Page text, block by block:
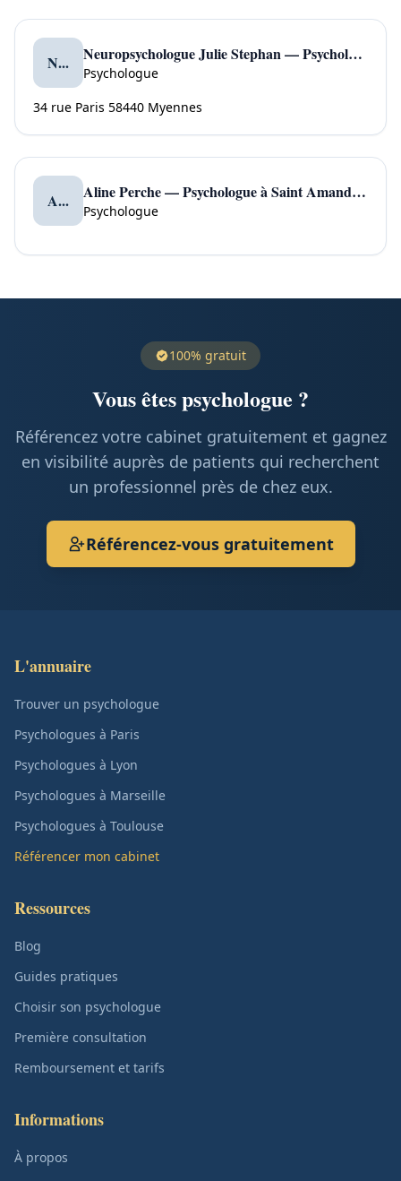
N... Neuropsychologue Julie Stephan — Psychologue à Myennes
Psychologue
34 rue Paris 58440 Myennes
A... Aline Perche — Psychologue à Saint Amand en Puisaye
Psychologue
100% gratuit
Vous êtes psychologue ?
Référencez votre cabinet gratuitement et gagnez
en visibilité auprès de patients qui recherchent
un professionnel près de chez eux.
Référencez-vous gratuitement
L'annuaire
Trouver un psychologue
Psychologues à Paris
Psychologues à Lyon
Psychologues à Marseille
Psychologues à Toulouse
Référencer mon cabinet
Ressources
Blog
Guides pratiques
Choisir son psychologue
Première consultation
Remboursement et tarifs
Informations
À propos